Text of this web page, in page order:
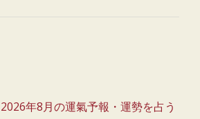
2026年8月の運氣予報・運勢を占う